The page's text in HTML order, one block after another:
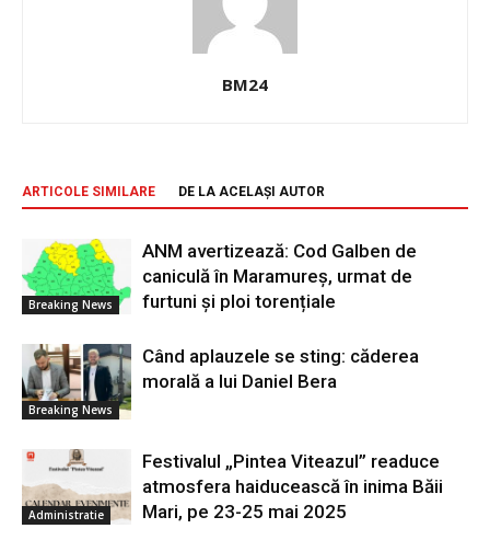
BM24
ARTICOLE SIMILARE DE LA ACELAȘI AUTOR
Breaking News
ANM avertizează: Cod Galben de
caniculă în Maramureș, urmat de
furtuni și ploi torențiale
Breaking News
Când aplauzele se sting: căderea
morală a lui Daniel Bera
Administratie
Festivalul „Pintea Viteazul” readuce
atmosfera haiducească în inima Băii
Mari, pe 23-25 mai 2025